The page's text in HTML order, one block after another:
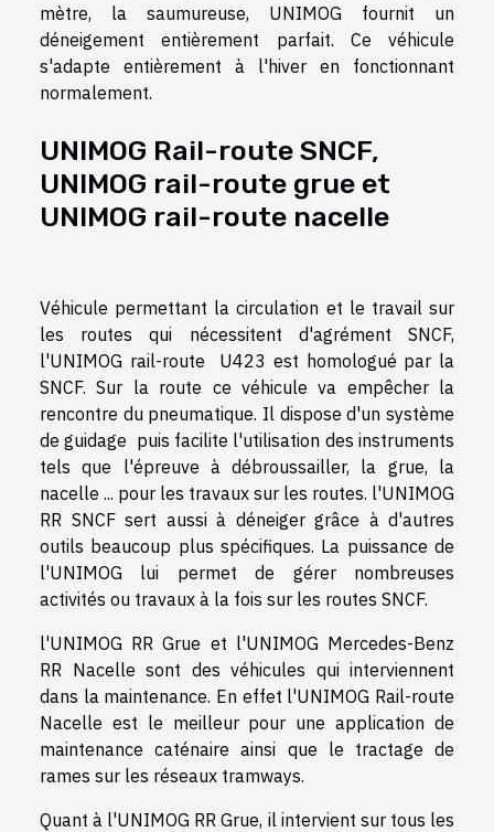
mètre, la saumureuse, UNIMOG fournit un
déneigement entièrement parfait. Ce véhicule
s'adapte entièrement à l'hiver en fonctionnant
normalement.
UNIMOG Rail-route SNCF,
UNIMOG rail-route grue et
UNIMOG rail-route nacelle
Véhicule permettant la circulation et le travail sur
les routes qui nécessitent d'agrément SNCF,
l'UNIMOG rail-route U423 est homologué par la
SNCF. Sur la route ce véhicule va empêcher la
rencontre du pneumatique. Il dispose d'un système
de guidage puis facilite l'utilisation des instruments
tels que l'épreuve à débroussailler, la grue, la
nacelle ... pour les travaux sur les routes. l'UNIMOG
RR SNCF sert aussi à déneiger grâce à d'autres
outils beaucoup plus spécifiques. La puissance de
l'UNIMOG lui permet de gérer nombreuses
activités ou travaux à la fois sur les routes SNCF.
l'UNIMOG RR Grue et l'UNIMOG Mercedes-Benz
RR Nacelle sont des véhicules qui interviennent
dans la maintenance. En effet l'UNIMOG Rail-route
Nacelle est le meilleur pour une application de
maintenance caténaire ainsi que le tractage de
rames sur les réseaux tramways.
Quant à l'UNIMOG RR Grue, il intervient sur tous les